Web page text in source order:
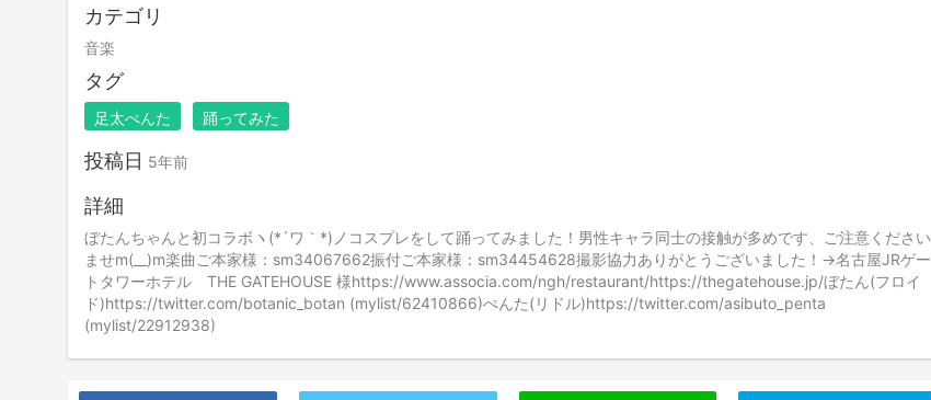
カテゴリ
音楽
タグ
足太ぺんた 踊ってみた
投稿日 5年前
詳細
ぼたんちゃんと初コラボヽ(*´ワ｀*)ノコスプレをして踊ってみました！男性キャラ同士の接触が多めです、ご注意ください
ませm(__)m楽曲ご本家様：sm34067662振付ご本家様：sm34454628撮影協力ありがとうございました！→名古屋JRゲー
トタワーホテル THE GATEHOUSE 様https://www.associa.com/ngh/restaurant/https://thegatehouse.jp/ぼたん(フロイ
ド)https://twitter.com/botanic_botan (mylist/62410866)ぺんた(リドル)https://twitter.com/asibuto_penta
(mylist/22912938)